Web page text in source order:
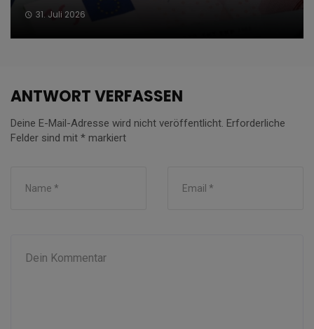
31. Juli 2026
ANTWORT VERFASSEN
Deine E-Mail-Adresse wird nicht veröffentlicht. Erforderliche
Felder sind mit * markiert